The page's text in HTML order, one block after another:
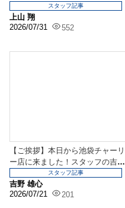
スもしていきましょう
上山 翔
2026/07/31
552
スタッフ記事
【ご挨拶】本日から池袋チャーリ
ー店に来ました！スタッフの吉野
吉野 雄心
2026/07/21
201
スタッフ記事